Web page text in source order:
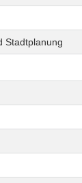
Stadtplanung